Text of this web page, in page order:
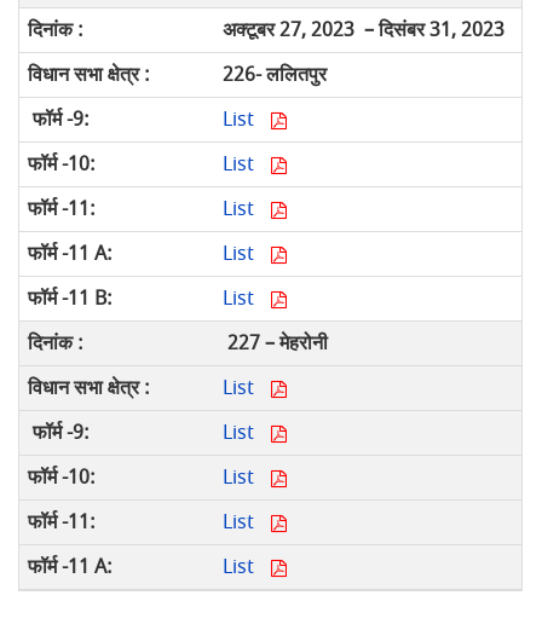
अक्टूबर 27, 2023 – दिसंबर 31, 2023
226- ललितपुर
List
List
List
List
List
227 – मेहरोनी
List
List
List
List
List